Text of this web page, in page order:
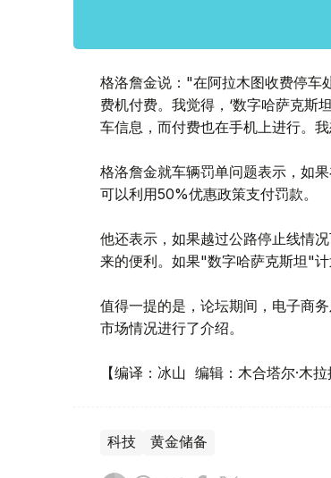
格洛詹金说："在阿拉木图收费停车
费机付费。我觉得，‘数字哈萨克
车信息，而付费也在手机上进行。
格洛詹金就车辆罚单问题表示，如
可以利用50%优惠政策支付罚款。
他还表示，如果越过公路停止线情
来的便利。如果"数字哈萨克斯坦"
值得一提的是，论坛期间，电子商
市场情况进行了介绍。
【编译：冰山 编辑：木合塔尔·木拉
科技 黄金储备